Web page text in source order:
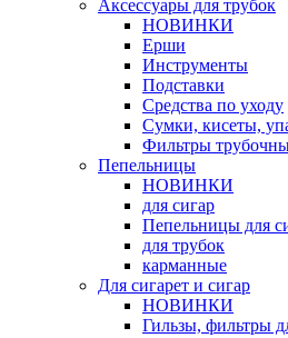
Аксессуары для трубок
НОВИНКИ
Ерши
Инструменты
Подставки
Средства по уходу
Сумки, кисеты,
Фильтры
Пепельницы
НОВИНКИ
для сигар
Пепельницы для
для трубок
карманные
Для сигарет и сигар
НОВИНКИ
Гильзы, фильтры